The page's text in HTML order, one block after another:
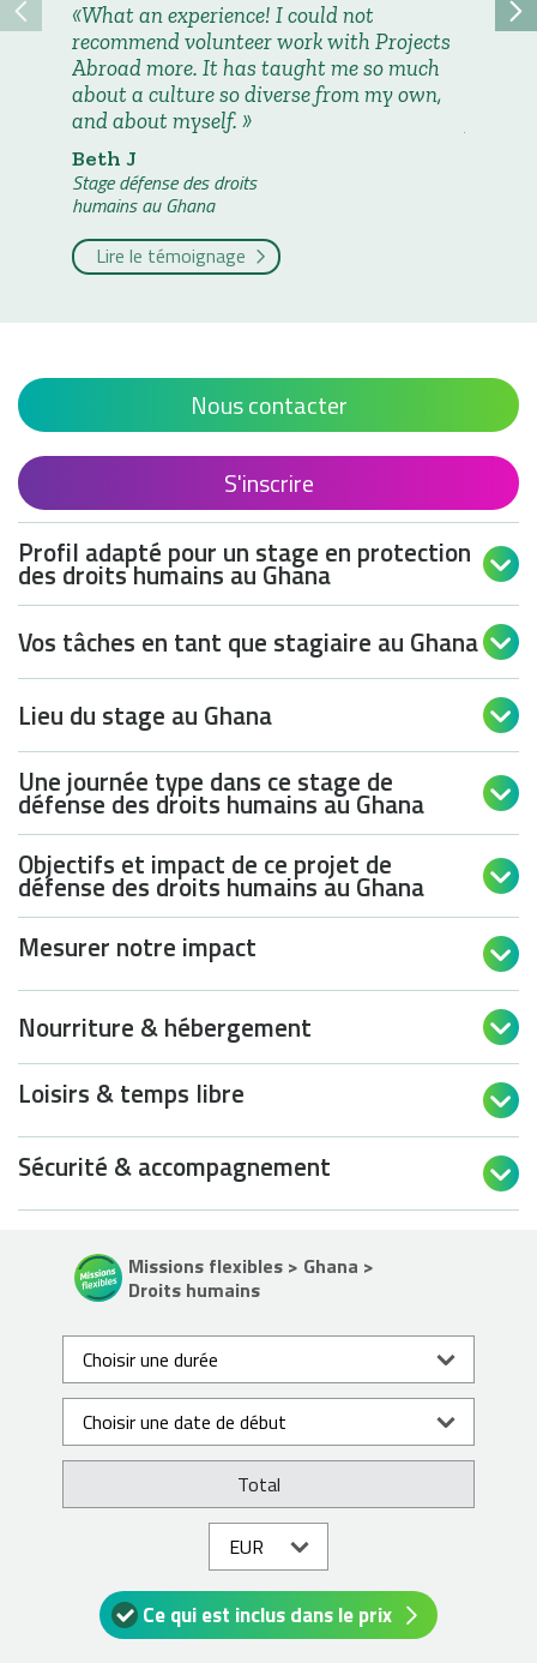
What an experience! I could not
recommend volunteer work with Projects
Abroad more. It has taught me so much
about a culture so diverse from my own,
and about myself.
Beth J
Stage défense des droits
humains au Ghana
Lire le témoignage
I
Nous contacter
S'inscrire
Profil adapté pour un stage en protection
des droits humains au Ghana 
Vos tâches en tant que stagiaire au Ghana 
Lieu du stage au Ghana 
Une journée type dans ce stage de
défense des droits humains au Ghana 
Objectifs et impact de ce projet de
défense des droits humains au Ghana 
Mesurer notre impact 
Nourriture & hébergement 
Loisirs & temps libre 
Sécurité & accompagnement 
Missions flexibles > Ghana >
Droits humains
Total
Ce qui est inclus dans le prix